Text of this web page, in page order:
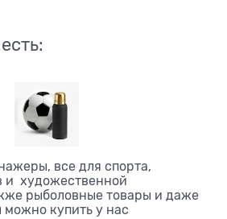
все для спорта,
и художественной
рыболовные товары и даже
купить у нас